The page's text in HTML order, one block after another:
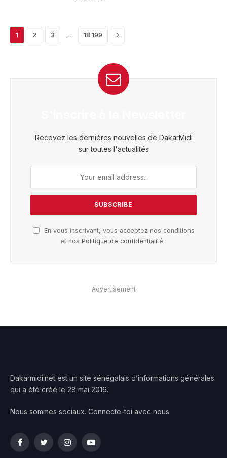
1 2 3 … 18 199 Next
Recevez les dernières nouvelles de DakarMidi
sur toutes l'actualités
En vous inscrivant, vous acceptez nos conditions
et nos Politique de confidentialité .
Advertisement
Dakarmidi.net est un site sénégalais d’informations générales
qui a été créé le 28 mai 2016.
Nous sommes sociaux. Connecte-toi avec nous:
FacebookTwitterInstagramYouTube